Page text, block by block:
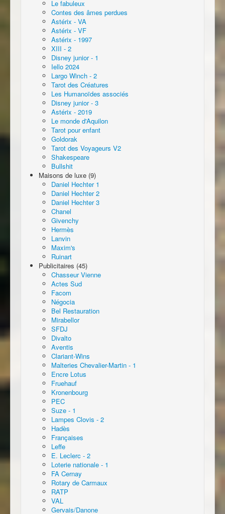
Le fabuleux
Contes des âmes perdues
Astérix - VA
Astérix - VF
Astérix - 1997
XIII - 2
Disney junior - 1
Iello 2024
Largo Winch - 2
Tarot des Créatures
Les Humanoïdes associés
Disney junior - 3
Astérix - 2019
Le monde d'Aquilon
Tarot pour enfant
Goldorak
Tarot des Voyageurs V2
Shakespeare
Bullshit
Maisons de luxe (9)
Daniel Hechter 1
Daniel Hechter 2
Daniel Hechter 3
Chanel
Givenchy
Hermès
Lanvin
Maxim's
Ruinart
Publicitaires (45)
Chasseur Vienne
Actes Sud
Facom
Négocia
Bel Restauration
Mirabellor
SFDJ
Divalto
Aventis
Clariant-Wins
Malteries Chevalier-Martin - 1
Encre Lotus
Fruehauf
Kronenbourg
PEC
Suze - 1
Lampes Clovis - 2
Hadès
Françaises
Leffe
E. Leclerc - 2
Loterie nationale - 1
FA Cernay
Rotary de Carmaux
RATP
VAL
Gervais/Danone